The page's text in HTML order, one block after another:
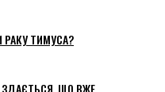
ТИМУСА?
ЗДАЄТЬСЯ, ЩО ВЖЕ